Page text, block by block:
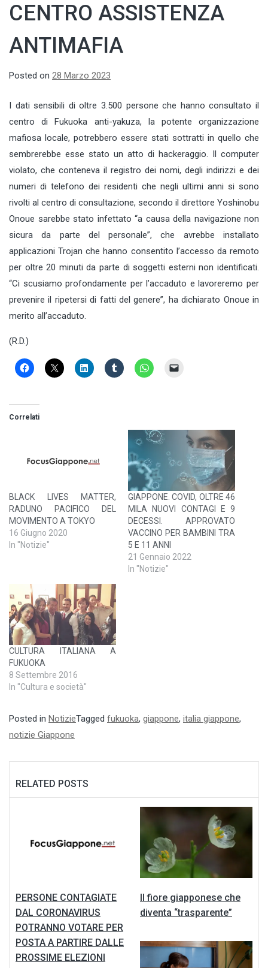
CENTRO ASSISTENZA
ANTIMAFIA
Posted on 28 Marzo 2023
I datisensibili dioltre3.500 persone che hanno consultato il
centrodi Fukuoka anti-yakuza, la potente organizzazione
mafiosa locale, potrebbero essere stati sottratti in quello che
sembrerebbe esse stato un atto di hackeraggio. Il computer
violato, che conteneva il registro dei nomi, degli indirizzi e dei
numeri di telefono dei residenti che negli ultimi anni si sono
rivolti al centro di consultazione, secondo il direttore Yoshinobu
Onoue sarebbe stato infettato “a causa della navigazione non
sicura da parte del personale”, che avrebbe installato
applicazioni Trojan che hanno consentito l’accesso da remoto
per oltre 20 minuti da parte di soggetti esterni non identificati.
“Ci scusiamo profondamente per l’accaduto e lavoreremoper
prevenire il ripetersidi fatti del genere”, ha dichiarato Onoue in
merito all’accaduto
(R.D.)
Correlati
BLACK LIVES MATTER,
RADUNO PACIFICO DEL
MOVIMENTO A TOKYO
16 Giugno 2020
In "Notizie"
GIAPPONE. COVID, OLTRE 46
MILA NUOVI CONTAGI E 9
DECESSI. APPROVATO
VACCINO PER BAMBINI TRA
5 E 11 ANNI
21 Gennaio 2022
In "Notizie"
CULTURA ITALIANA A
FUKUOKA
8 Settembre 2016
In "Cultura e società"
Posted in NotizieTagged fukuoka, giappone, italia giappone,
notizie Giappone
RELATED POSTS
PERSONE CONTAGIATE
DAL CORONAVIRUS
POTRANNO VOTARE PER
POSTA A PARTIRE DALLE
PROSSIME ELEZIONI
Il fiore giapponese che
diventa “trasparente”